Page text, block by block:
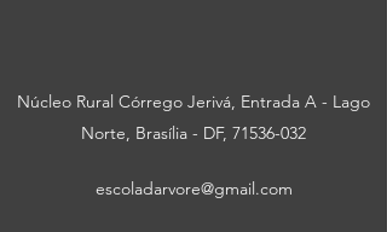
Núcleo Rural Córrego Jerivá, Entrada A - Lago
Norte, Brasília - DF, 71536-032
escoladarvore@gmail.com